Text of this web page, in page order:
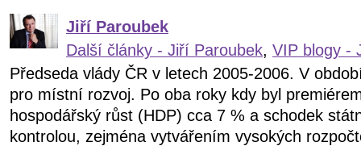
Jiří Paroubek
Další články - Jiří Paroubek, VIP blogy -
Předseda vlády ČR v letech 2005-2006. V
pro místní rozvoj. Po oba roky kdy byl
hospodářský růst (HDP) cca 7 % a schodek
kontrolou, zejména vytvářením vysokých